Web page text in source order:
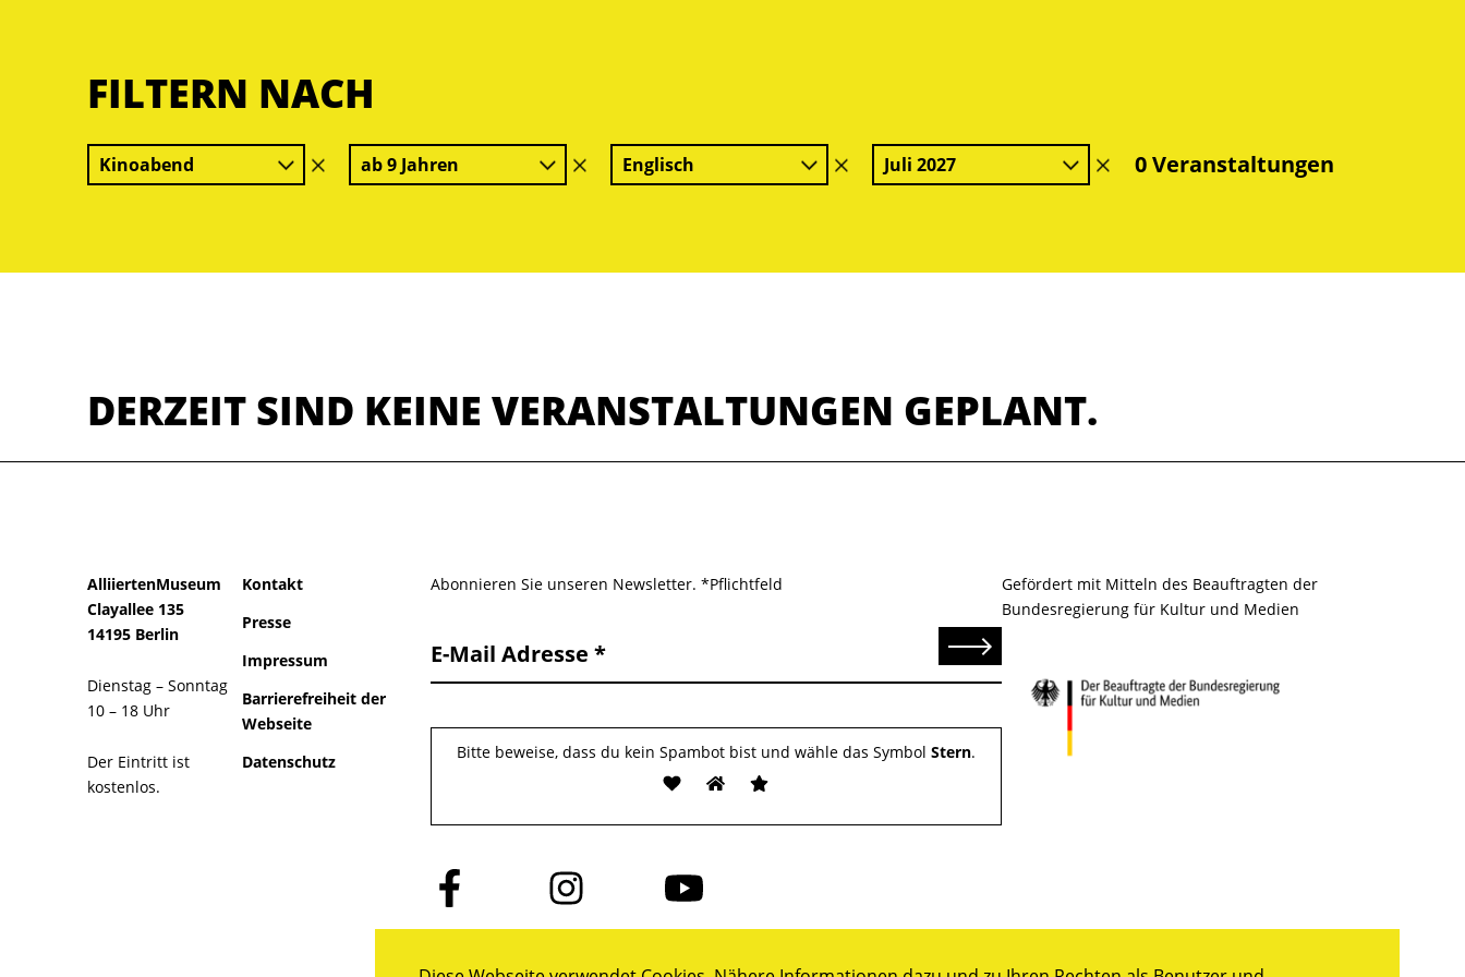
FILTERN NACH
Kinoabend
Filter
löschen
ab 9 Jahren
Filter
löschen
Englisch
Filter
löschen
Juli 2027
Filter0 Veranstaltungen
DERZEIT SIND KEINE VERANSTALTUNGEN GEPLANT.
AlliiertenMuseum
Clayallee 135
14195 Berlin
Dienstag – Sonntag
10 – 18 Uhr
Der Eintritt ist
kostenlos.
Kontakt
Presse
Impressum
Barrierefreiheit der
Webseite
Datenschutz
Abonnieren Sie unseren Newsletter. *Pflichtfeld
E-Mail Adresse Senden
Bitte beweise, dass du kein Spambot bist und wähle das Symbol Stern.
Folge
uns
auf
Folge
uns
auf
Folge
uns
auf
Gefördert mit Mitteln des Beauftragten der
Bundesregierung für Kultur und Medien